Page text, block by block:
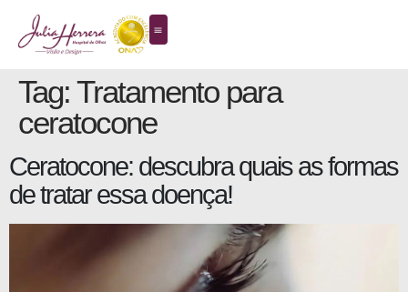
Tag: Tratamento para
ceratocone
Ceratocone: descubra quais as formas
de tratar essa doença!